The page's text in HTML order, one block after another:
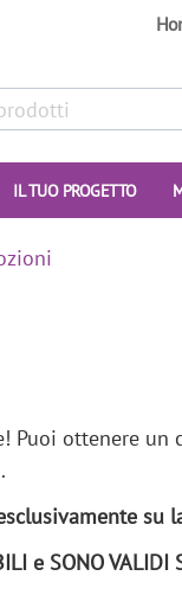
IL TUO PROGETTO
Puoi ottenere un
su
e SONO VALIDI